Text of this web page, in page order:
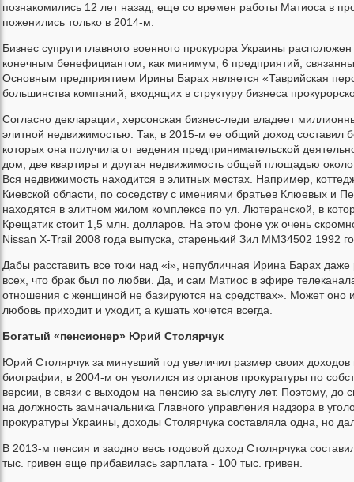
познакомились 12 лет назад, еще со времен работы Матиоса в
поженились только в 2014-м.
Бизнес супруги главного военного прокурора Украины
конечным бенефициантом, как минимум, 6 предприятий,
Основным предприятием Ирины Барах является «Таврийская
большинства компаний, входящих в структуру бизнеса
Согласно декларации, херсонская бизнес-леди владеет
элитной недвижимостью. Так, в 2015-м ее общий доход составил
которых она получила от ведения предпринимательской
дом, две квартиры и другая недвижимость общей площадью около
Вся недвижимость находится в элитных местах. Например,
Киевской области, по соседству с имениями братьев Клюевых и
находятся в элитном жилом комплексе по ул. Лютеранской, в
Крещатик стоит 1,5 млн. долларов. На этом фоне уж очень
Nissan X-Trail 2008 года выпуска, старенький Зил ММ34502 1992
Дабы расставить все токи над «і», непубличная Ирина Барах
всех, что брак был по любви. Да, и сам Матиос в эфире
отношения с женщиной не базируются на средствах». Может оно
любовь приходит и уходит, а кушать хочется всегда.
Богатый «пенсионер» Юрий Столярчук
Юрий Столярчук за минувший год увеличил размер своих доходов
биографии, в 2004-м он уволился из органов прокуратуры по
версии, в связи с выходом на пенсию за выслугу лет. Поэтому,
на должность замначальника Главного управления надзора в
прокуратуры Украины, доходы Столярчука составляла одна, но
В 2013-м пенсия и заодно весь годовой доход Столярчука
тыс. гривен еще прибавилась зарплата - 100 тыс. гривен.